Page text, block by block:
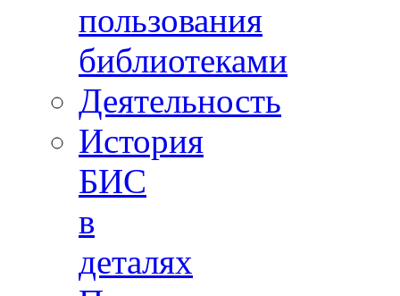
пользования
библиотеками
Деятельность
История
БИС
в
деталях